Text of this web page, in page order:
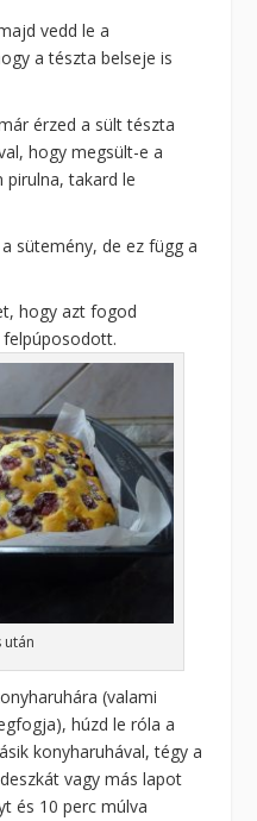
vedd le a
a tészta belseje is
érzed a sült tészta
hogy megsült-e a
pirulna, takard le
sütemény, de ez függ a
hogy azt fogod
után
(valami
húzd le róla a
konyharuhával, tégy a
vagy más lapot
és 10 perc múlva